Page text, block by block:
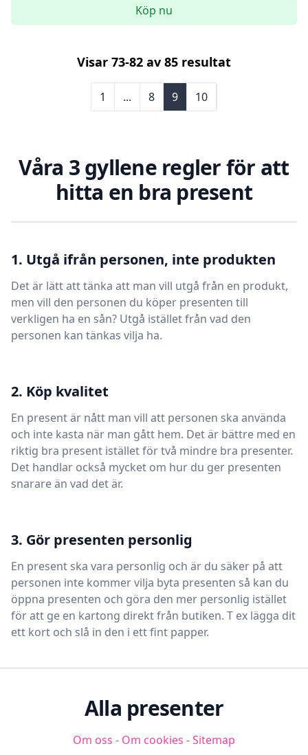
Köp nu
Visar 73-82 av 85 resultat
1 ... 8 9 10
Våra 3 gyllene regler för att
hitta en bra present
1. Utgå ifrån personen, inte produkten
Det är lätt att tänka att man vill utgå från en produkt,
men vill den personen du köper presenten till
verkligen ha en sån? Utgå istället från vad den
personen kan tänkas vilja ha.
2. Köp kvalitet
En present är nått man vill att personen ska använda
och inte kasta när man gått hem. Det är bättre med en
riktig bra present istället för två mindre bra presenter.
Det handlar också mycket om hur du ger presenten
snarare än vad det är.
3. Gör presenten personlig
En present ska vara personlig och är du säker på att
personen inte kommer vilja byta presenten så kan du
öppna presenten och göra den mer personlig istället
för att ge en kartong direkt från butiken. T ex lägga dit
ett kort och slå in den i ett fint papper.
Alla presenter
Om oss - Om cookies -Sitemap